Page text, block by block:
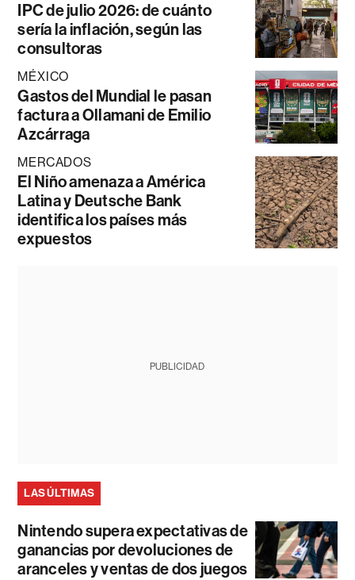
IPC de julio 2026: de cuánto
sería la inflación, según las
consultoras
MÉXICO
Gastos del Mundial le pasan
factura a Ollamani de Emilio
Azcárraga
MERCADOS
El Niño amenaza a América
Latina y Deutsche Bank
identifica los países más
expuestos
PUBLICIDAD
LAS ÚLTIMAS
Nintendo supera expectativas de
ganancias por devoluciones de
aranceles y ventas de dos juegos